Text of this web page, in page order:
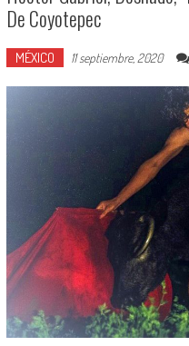
De Coyotepec
MÉXICO 11 septiembre, 2020